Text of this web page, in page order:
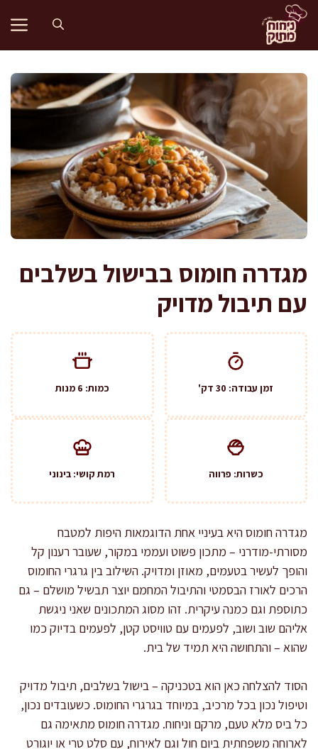
לדלג
לתוכן
מגדרה חומוס בבישול בשלבים
עם תיבול מדויק
זמן עבודה: 30 דק' כמות: 6 מנות
כשרות: פרווה רמת קושי: בינוני
מגדרה חומוס היא בעיניי אחת הדוגמאות היפות למטבח
מסורתי-מודרני – מתכון פשוט ועממי במקור, שעובר רענון קל
והופך לעשיר בטעמים, מאוזן ומדויק. השילוב בין גרגרי החומוס
הרכים לאורז הבסמטי והתיבול המחמם יוצר תבשיל מושלם – גם
כתוספת וגם כמנה עיקרית. זהו מסוג המתכונים שאני ניגשת
אליהם שוב ושוב, לפעמים עם טוויסט קטן, לפעמים בדיוק כמו
שהוא – והתחושה היא תמיד של בית.
הסוד להצלחה כאן הוא בטכניקה – בישול בשלבים, תיבול מדויק
וטיפול נכון בכל מרכיב, במיוחד בגרגרי החומוס. כשעובדים נכון,
כל ביס מלא טעם, מרקם וניחוח. מגדרה חומוס מתאימה גם
לארוחה משפחתית ביום חול וגם לאירוח, עם סלט טרי או יוגורט